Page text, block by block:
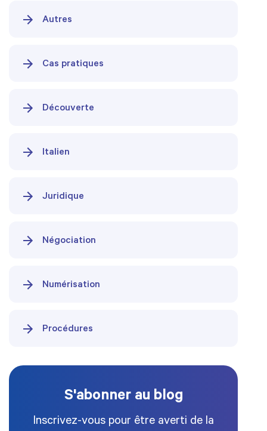
Autres
Cas pratiques
Découverte
Italien
Juridique
Négociation
Numérisation
Procédures
S'abonner au blog
Inscrivez-vous pour être averti de la